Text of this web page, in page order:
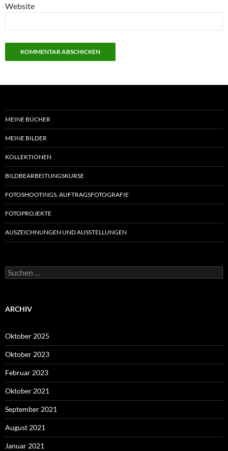
Website
MEINE BÜCHER
MEINE BILDER
KOLLEKTIONEN
BILDBEARBEITUNGSKURSE
FOTOSHOOTINGS, AUFTRAGSFOTOGRAFIE
FOTOPROJEKTE
AUSZEICHNUNGEN UND AUSSTELLUNGEN
Suche
nach:
ARCHIV
Oktober 2025
Oktober 2023
Februar 2023
Oktober 2021
September 2021
August 2021
Januar 2021